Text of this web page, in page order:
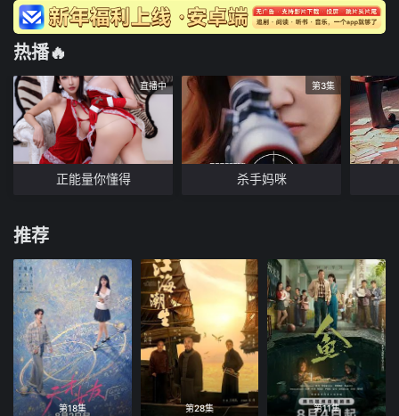
热播🔥
直播中
正能量你懂得
第3集
杀手妈咪
推荐
第18集 第28集 第11集